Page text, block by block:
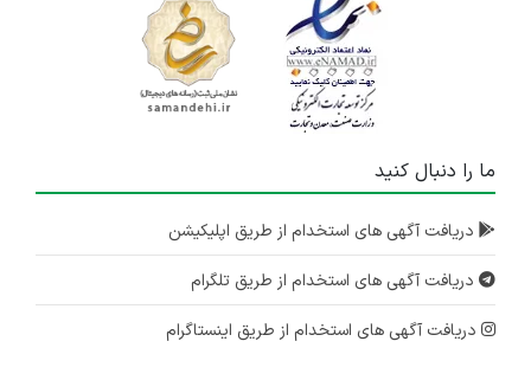
ما را دنبال کنید
دریافت آگهی های استخدام از طریق اپلیکیشن
دریافت آگهی های استخدام از طریق تلگرام
دریافت آگهی های استخدام از طریق اینستاگرام